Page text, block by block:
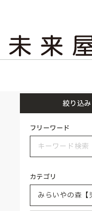
絞り込み
フリーワード
カテゴリ